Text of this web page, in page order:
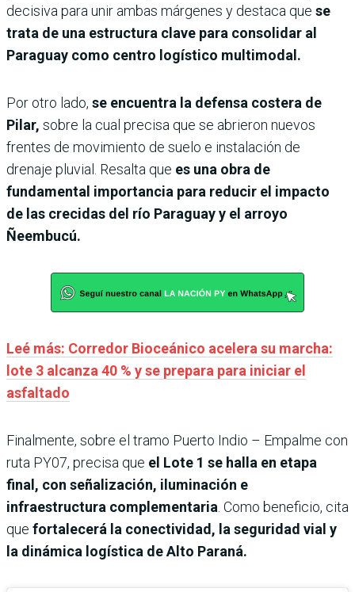
decisiva para unir ambas márgenes y destaca que se
trata de una estructura clave para consolidar al
Paraguay como centro logístico multimodal.
Por otro lado, se encuentra la defensa costera de
Pilar, sobre la cual precisa que se abrieron nuevos
frentes de movimiento de suelo e instalación de
drenaje pluvial. Resalta que es una obra de
fundamental importancia para reducir el impacto
de las crecidas del río Paraguay y el arroyo
Ñeembucú.
Leé más: Corredor Bioceánico acelera su marcha:
lote 3 alcanza 40 % y se prepara para iniciar el
asfaltado
Finalmente, sobre el tramo Puerto Indio – Empalme con
ruta PY07, precisa que el Lote 1 se halla en etapa
final, con señalización, iluminación e
infraestructura complementaria. Como beneficio, cita
que fortalecerá la conectividad, la seguridad vial y
la dinámica logística de Alto Paraná.